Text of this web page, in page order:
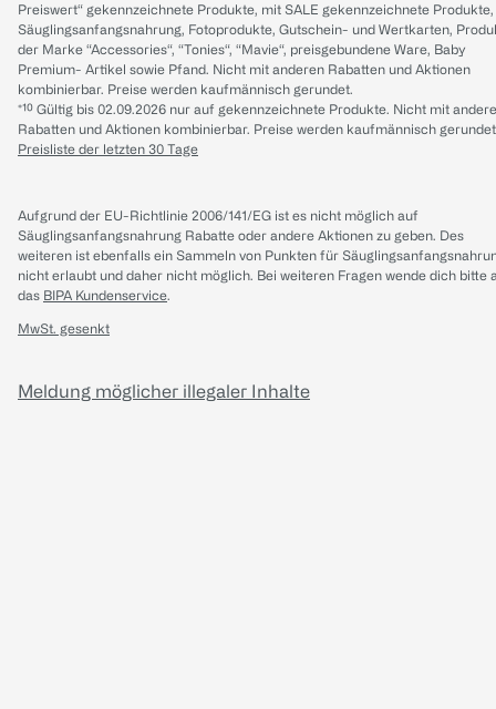
Preiswert“ gekennzeichnete Produkte, mit SALE gekennzeichnete Produkte,
Säuglingsanfangsnahrung, Fotoprodukte, Gutschein- und Wertkarten,
der Marke “Accessories“, “Tonies“, “Mavie“, preisgebundene Ware, Baby
Premium- Artikel sowie Pfand. Nicht mit anderen Rabatten und Aktionen
kombinierbar. Preise werden kaufmännisch gerundet.
*¹⁰ Gültig bis 02.09.2026 nur auf gekennzeichnete Produkte. Nicht mit
Rabatten und Aktionen kombinierbar. Preise werden kaufmännisch
Preisliste der letzten 30 Tage
Aufgrund der EU-Richtlinie 2006/141/EG ist es nicht möglich auf
Säuglingsanfangsnahrung Rabatte oder andere Aktionen zu geben. Des
weiteren ist ebenfalls ein Sammeln von Punkten für
nicht erlaubt und daher nicht möglich. Bei weiteren Fragen wende dich bitte
das BIPA Kundenservice.
MwSt. gesenkt
Meldung möglicher illegaler Inhalte